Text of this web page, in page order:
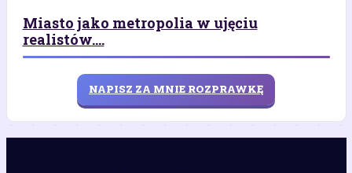
Miasto jako metropolia w ujęciu
realistów....
NAPISZ ZA MNIE ROZPRAWKĘ